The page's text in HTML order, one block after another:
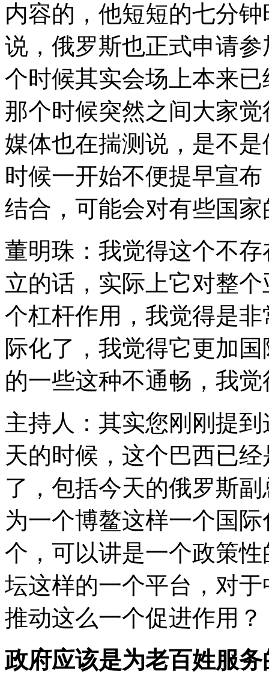
内容的，他短短的七分
说，俄罗斯也正式申请
个时候其实会场上本来
那个时候突然之间大家
媒体也在揣测说，是不
时候一开始不便提早宣
结合，可能会对有些国
董明珠：我觉得这个不
立的话，实际上它对整
个杠杆作用，我觉得是
际化了，我觉得它更加
的一些这种不通畅，我
主持人：其实您刚刚提
天的时候，这个巴西已
了，包括今天的俄罗斯
为一个博鳌这样一个国
个，可以讲是一个政策
坛这样的一个平台，对
推动这么一个促进作用？
政府应该是为老百姓服务